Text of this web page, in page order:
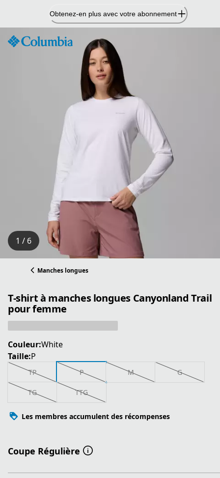
contenu
Obtenez-en plus avec votre abonnement
1 / 6
Manches longues
T-shirt à manches longues Canyonland Trail
pour femme
Couleur:White
Taille:P
TP P M G
TG TTG
Les membres accumulent des récompenses
Coupe Régulière